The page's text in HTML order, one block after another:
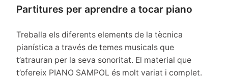
Partitures per aprendre a tocar piano
Treballa els diferents elements de la tècnica
pianística a través de temes musicals que
t’atrauran per la seva sonoritat. El material que
t’ofereix PIANO SAMPOL és molt variat i complet.